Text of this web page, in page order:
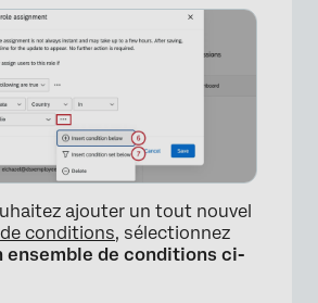
×
ajouter un tout nouvel
conditions, sélectionnez
ensemble de conditions ci-